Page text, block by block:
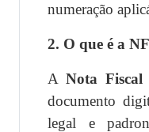
numeração
2. O que é a
A Nota Fiscal
documento
legal e